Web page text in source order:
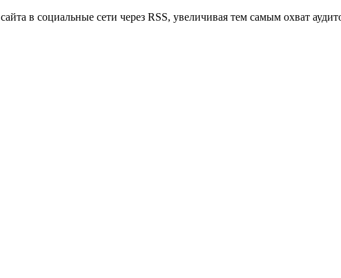
в социальные сети через RSS, увеличивая тем самым охват